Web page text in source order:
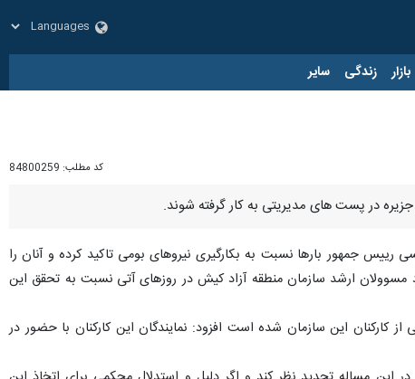
بازار زندگی سایر
کد مطلب: 84800259